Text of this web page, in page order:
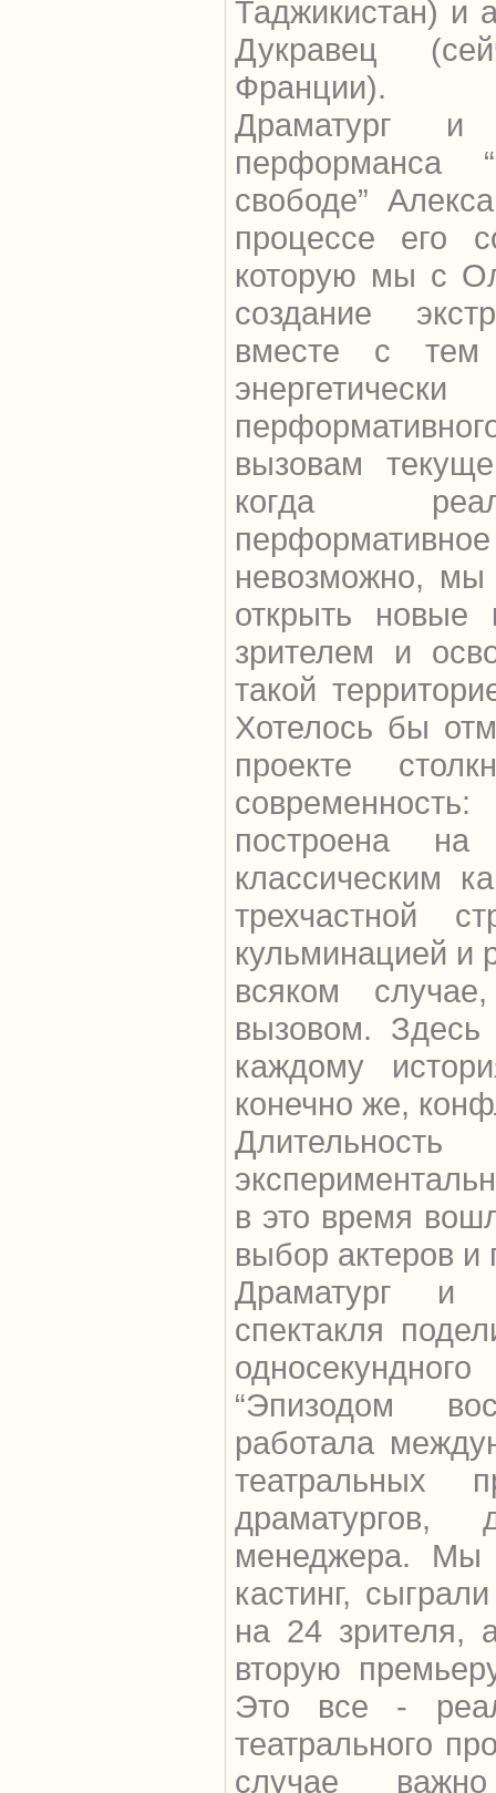
Таджикистан) и
Дукравец
Франции).
Драматург
перформанса
свободе”
процессе его
которую мы с
создание
вместе с тем
вызовам
когда
невозможно, мы
открыть новые
зрителем и
такой
Хотелось бы
проекте
построена
классическим
трехчастной
кульминацией и
всяком
вызовом. Здесь
каждому
конечно же,
в это время
выбор актеров и
Драматург и
спектакля
“Эпизодом
работала
театральных
менеджера. Мы
кастинг,
на 24 зрителя,
вторую
Это все -
театрального
случае